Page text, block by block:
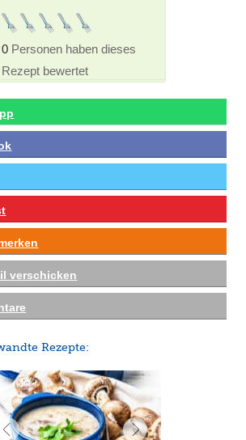
0 Personen haben dieses
Rezept bewertet
verschicken
Rezepte: